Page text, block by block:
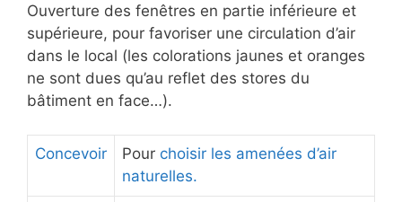
Ouverture des fenêtres en partie inférieure et
supérieure, pour favoriser une circulation d’air
dans le local (les colorations jaunes et oranges
ne sont dues qu’au reflet des stores du
bâtiment en face…).
Concevoir Pour choisir les amenées d’air
naturelles.